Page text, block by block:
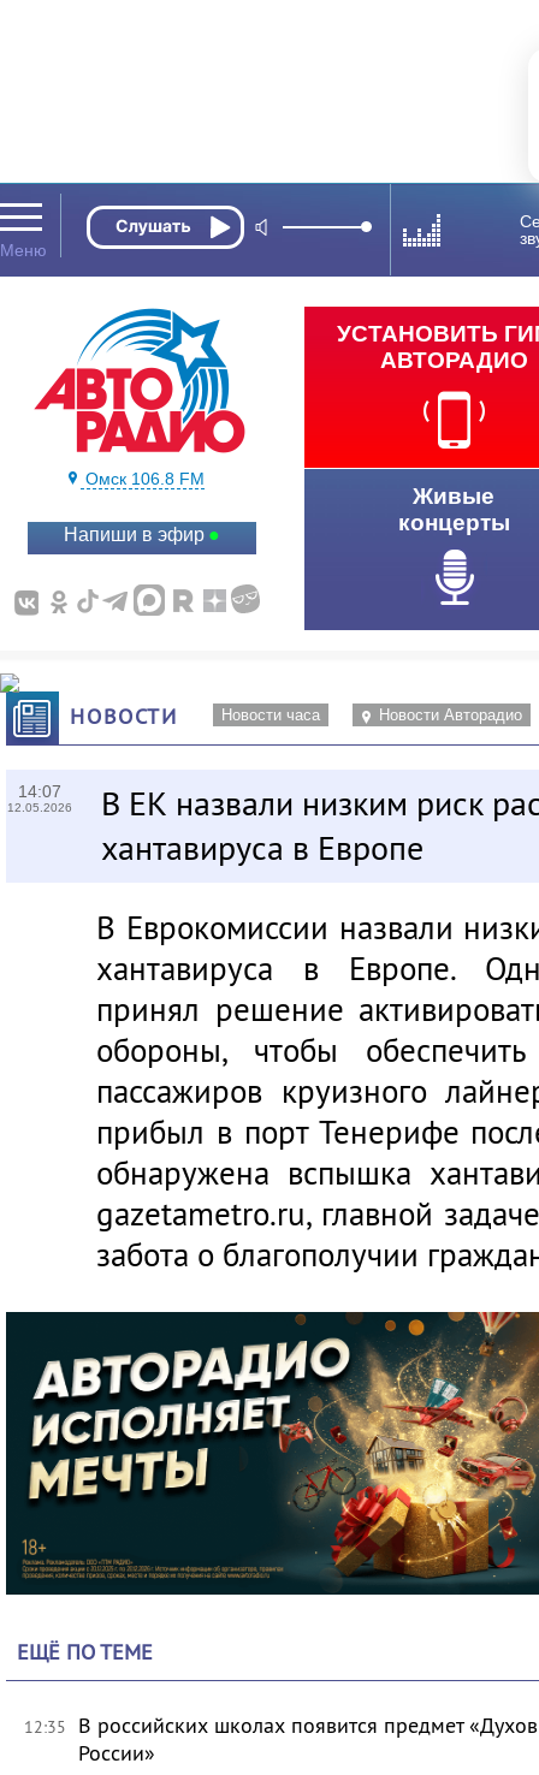
Омск 106.8 FM
Напиши в эфир
УСТАНОВИТЬ
АВТОРАДИО
Живые
концерты
НОВОСТИ Новости часа Новости Авторадио
14:07
12.05.2026
В ЕК назвали низким риск
хантавируса в Европе
В Еврокомиссии назвали
хантавируса в Европе.
принял решение
обороны, чтобы
пассажиров круизного
прибыл в порт Тенерифе
обнаружена вспышка
gazetametro.ru, главной
забота о благополучии
ЕЩЁ ПО ТЕМЕ
12:35
В российских школах появится предмет
России»